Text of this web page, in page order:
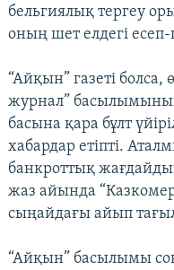
бельгиялық тергеу
оның шет елдегі
“Айқын” газеті
журнал” басылымының
басына қара бұлт
хабардар етіпті.
банкроттық
жаз айында
сыңайдағы айып
“Айқын” басылымы